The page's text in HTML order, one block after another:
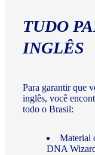
TUDO
INGLÊS
Para garantir que
inglês, você
todo o Brasil:
Material
DNA